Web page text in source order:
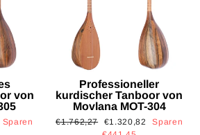
von
Sparen
Professioneller
kurdischer Tanboor von
Movlana MOT-304
Normaler
€1.762,27 Sonderpreis
€1.320,82
Sparen